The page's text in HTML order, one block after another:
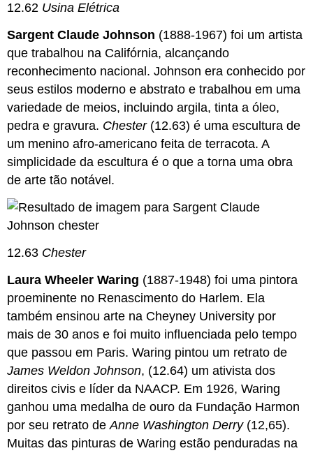
12.62 Usina Elétrica
Sargent Claude Johnson (1888-1967) foi um artista
que trabalhou na Califórnia, alcançando
reconhecimento nacional. Johnson era conhecido por
seus estilos moderno e abstrato e trabalhou em uma
variedade de meios, incluindo argila, tinta a óleo,
pedra e gravura. Chester(12.63) é uma escultura de
um menino afro-americano feita de terracota. A
simplicidade da escultura é o que a torna uma obra
de arte tão notável.
12.63 Chester
Laura Wheeler Waring (1887-1948) foi uma pintora
proeminente no Renascimento do Harlem. Ela
também ensinou arte na Cheyney University por
mais de 30 anos e foi muito influenciada pelo tempo
que passou em Paris. Waring pintou um retrato de
James Weldon Johnson, (12.64) um ativista dos
direitos civis e líder da NAACP. Em 1926, Waring
ganhou uma medalha de ouro da Fundação Harmon
por seu retrato deAnne Washington Derry(12,65).
Muitas das pinturas de Waring estão penduradas na